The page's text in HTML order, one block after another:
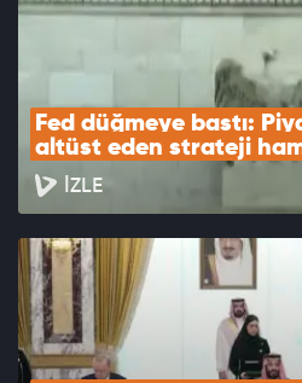
Fed düğmeye bastı:
altüst eden strateji
İZLE